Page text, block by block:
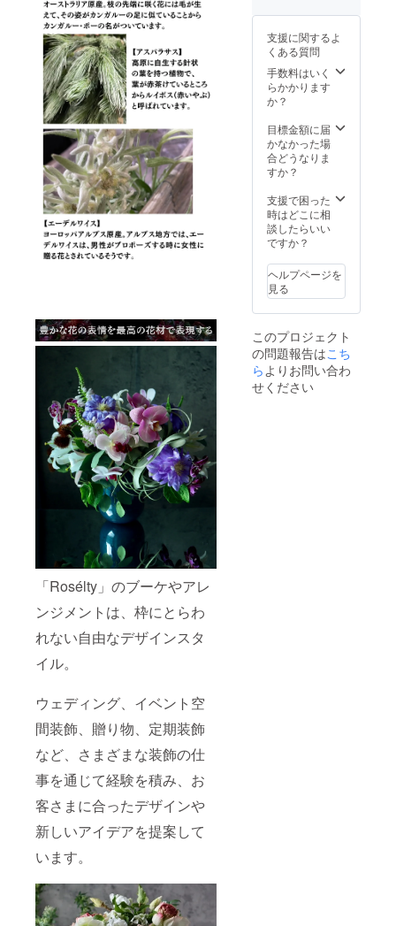
「Rosélty」のブーケやアレ
ンジメントは、枠にとらわ
れない自由なデザインスタ
イル。
ウェディング、イベント空
間装飾、贈り物、定期装飾
など、さまざまな装飾の仕
事を通じて経験を積み、お
客さまに合ったデザインや
新しいアイデアを提案して
います。
年3月の
毎月1
回、計
12回 ※
送料込
みのお
使用す
る花材
は生花
※花材の
種類は
おまか
せにな
す。 ※
離島に
はお届
けでき
ませ
ん。
す。
PRでき
※購入時
の備考
欄に掲
載する
企業
ンク
URLを
必ずご
記入く
い。 ※
ネット
ワーク
販売や
メージ
が相違
する場
合等、
お断り
させて
いただ
く場合
があり
支援に関するよ
くある質問
手数料はいく
らかかります
か？
目標金額に届
かなかった場
合どうなりま
すか？
支援で困った
時はどこに相
談したらいい
ですか？
ヘルプページを
見る
このプロジェクト
の問題報告はこち
ら よりお問い合わ
せください